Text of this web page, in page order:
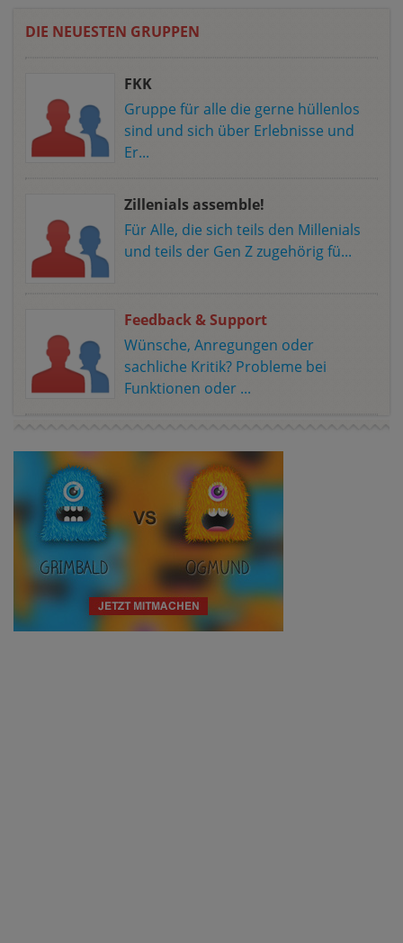
DIE NEUESTEN GRUPPEN
FKK
Gruppe für alle die gerne hüllenlos
sind und sich über Erlebnisse und
Er...
Zillenials assemble!
Für Alle, die sich teils den Millenials
und teils der Gen Z zugehörig fü...
Feedback & Support
Wünsche, Anregungen oder
sachliche Kritik? Probleme bei
Funktionen oder ...